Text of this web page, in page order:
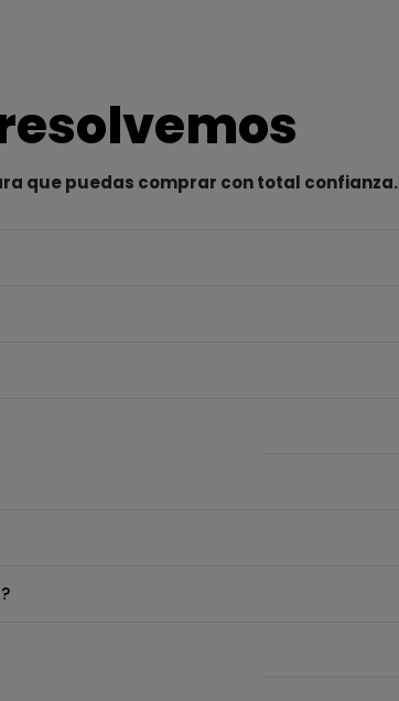
que puedas comprar con total confianza.